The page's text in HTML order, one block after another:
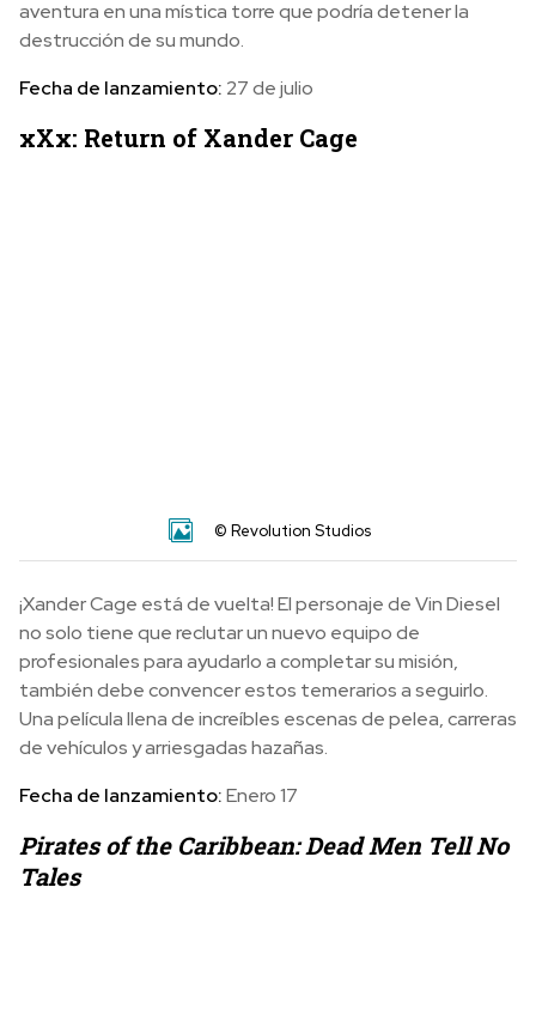
aventura en una mística torre que podría detener la
destrucción de su mundo.
Fecha de lanzamiento: 27 de julio
xXx: Return of Xander Cage
© Revolution Studios
¡Xander Cage está de vuelta! El personaje de Vin Diesel
no solo tiene que reclutar un nuevo equipo de
profesionales para ayudarlo a completar su misión,
también debe convencer estos temerarios a seguirlo.
Una película llena de increíbles escenas de pelea, carreras
de vehículos y arriesgadas hazañas.
Fecha de lanzamiento:Enero 17
Pirates of the Caribbean: Dead Men Tell No
Tales